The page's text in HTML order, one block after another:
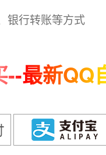
银行转账等方式
最新QQ